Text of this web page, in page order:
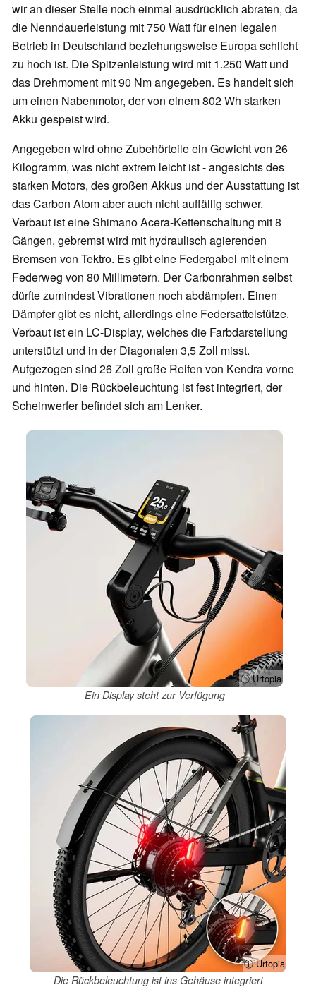
wir an dieser Stelle noch einmal ausdrücklich abraten, da
die Nenndauerleistung mit 750 Watt für einen legalen
Betrieb in Deutschland beziehungsweise Europa schlicht
zu hoch ist. Die Spitzenleistung wird mit 1.250 Watt und
das Drehmoment mit 90 Nm angegeben. Es handelt sich
um einen Nabenmotor, der von einem 802 Wh starken
Akku gespeist wird.
Angegeben wird ohne Zubehörteile ein Gewicht von 26
Kilogramm, was nicht extrem leicht ist - angesichts des
starken Motors, des großen Akkus und der Ausstattung ist
das Carbon Atom aber auch nicht auffällig schwer.
Verbaut ist eine Shimano Acera-Kettenschaltung mit 8
Gängen, gebremst wird mit hydraulisch agierenden
Bremsen von Tektro. Es gibt eine Federgabel mit einem
Federweg von 80 Millimetern. Der Carbonrahmen selbst
dürfte zumindest Vibrationen noch abdämpfen. Einen
Dämpfer gibt es nicht, allerdings eine Federsattelstütze.
Verbaut ist ein LC-Display, welches die Farbdarstellung
unterstützt und in der Diagonalen 3,5 Zoll misst.
Aufgezogen sind 26 Zoll große Reifen von Kendra vorne
und hinten. Die Rückbeleuchtung ist fest integriert, der
Scheinwerfer befindet sich am Lenker.
ⓘ Urtopia
Ein Display steht zur Verfügung
ⓘ Urtopia
Die Rückbeleuchtung ist ins Gehäuse integriert